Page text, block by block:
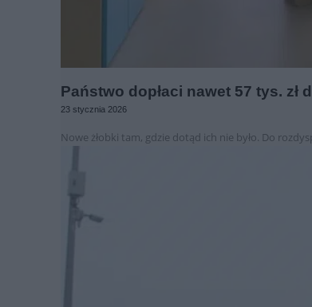
Państwo dopłaci nawet 57 tys.
23 stycznia 2026
Nowe żłobki tam, gdzie dotąd ich nie było. Do